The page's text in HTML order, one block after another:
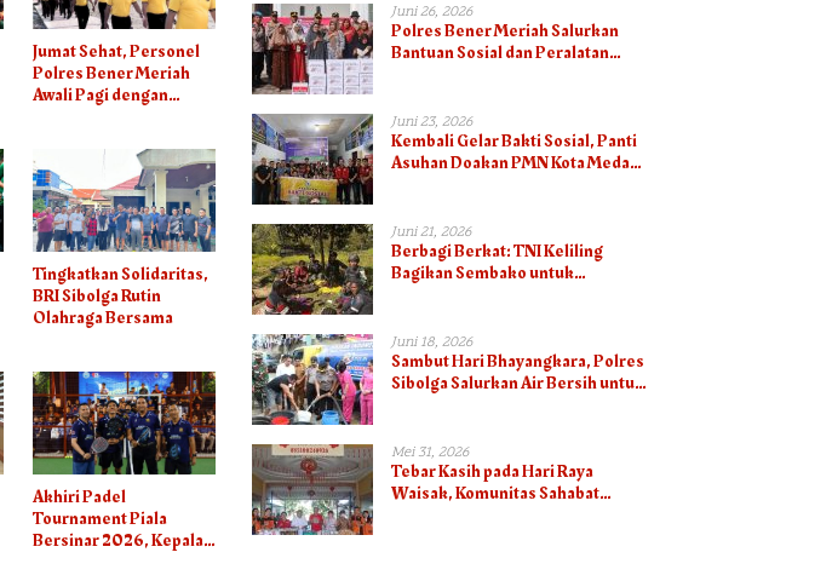
Jumat Sehat, Personel
Polres Bener Meriah
Awali Pagi dengan
Tingkatkan Solidaritas,
BRI Sibolga Rutin
Olahraga Bersama
Akhiri Padel
Tournament Piala
Bersinar 2026, Kepala
Juni 26, 2026
Polres Bener Meriah Salurkan
Bantuan Sosial dan Peralatan
Juni 23, 2026
Kembali Gelar Bakti Sosial, Panti
Asuhan Doakan PMN Kota Medan
Juni 21, 2026
Berbagi Berkat: TNI Keliling
Bagikan Sembako untuk
Juni 18, 2026
Sambut Hari Bhayangkara, Polres
Sibolga Salurkan Air Bersih untuk
Mei 31, 2026
Tebar Kasih pada Hari Raya
Waisak, Komunitas Sahabat